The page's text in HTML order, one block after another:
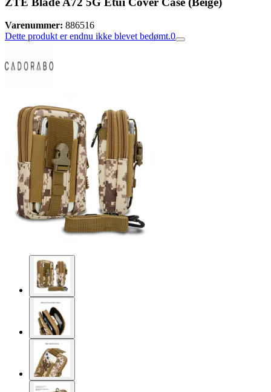
Varenummer: 886516
Dette produkt er endnu ikke blevet bedømt.0